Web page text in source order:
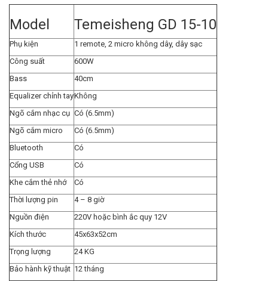
Model Temeisheng GD 15-10
Phụ kiện
1 remote, 2 micro không dây, dây sạc
Công suất
600W
Bass
40cm
Equalizer chỉnh tayKhông
Ngõ cắm nhạc cụ Có (6.5mm)
Ngõ cắm micro
Có (6.5mm)
Bluetooth
Có
Cổng USB
Có
Khe cắm thẻ nhớ
Có
Thời lượng pin
4 – 8 giờ
Nguồn điện
220V hoặc bình ắc quy 12V
Kích thước
45x63x52cm
Trọng lượng
24 KG
Bảo hành kỹ thuật 12 tháng